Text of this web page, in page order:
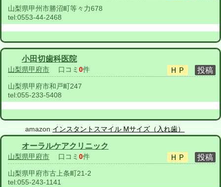
山梨県甲州市勝沼町等々力678
tel:0553-44-2468
小田切歯科医院
山梨県甲府市 口コミ 0件
山梨県甲府市和戸町247
tel:055-233-5408
amazon インスタントスマイル Mサイズ（入れ歯）
オーラルケアクリニック
山梨県甲府市 口コミ 0件
山梨県甲府市古上条町21-2
tel:055-243-1141